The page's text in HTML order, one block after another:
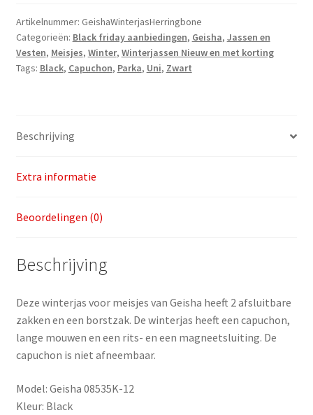
128
|
Laatste
aantal
Artikelnummer: GeishaWinterjasHerringbone
Categorieën: Black friday aanbiedingen, Geisha, Jassen en
Vesten, Meisjes, Winter, Winterjassen Nieuw en met korting
Tags: Black, Capuchon, Parka, Uni, Zwart
Beschrijving
Extra informatie
Beoordelingen (0)
Beschrijving
Deze winterjas voor meisjes van Geisha heeft 2 afsluitbare
zakken en een borstzak. De winterjas heeft een capuchon,
lange mouwen en een rits- en een magneetsluiting. De
capuchon is niet afneembaar.
Model: Geisha 08535K-12
Kleur: Black